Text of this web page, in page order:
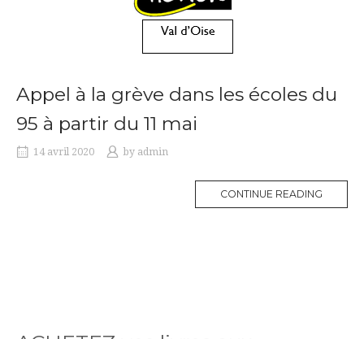
Appel à la grève dans les écoles du
95 à partir du 11 mai
14 avril 2020 by admin
CONTINUE READING